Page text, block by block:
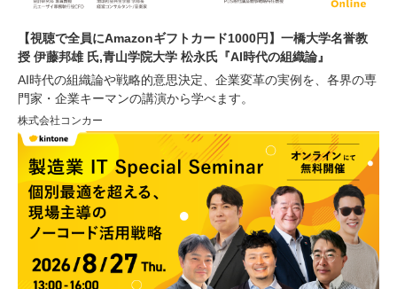
【視聴で全員にAmazonギフトカード1000円】一橋大学名誉教
授 伊藤邦雄 氏,青山学院大学 松永氏『AI時代の組織論』
AI時代の組織論や戦略的意思決定、企業変革の実例を、各界の専
門家・企業キーマンの講演から学べます。
株式会社コンカー